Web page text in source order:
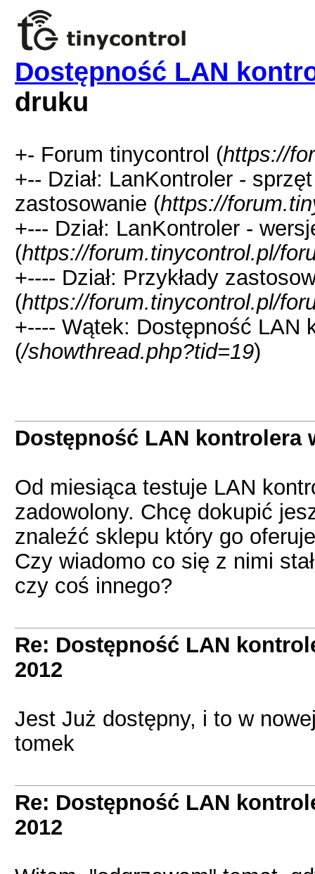
Dostępność LAN
druku
+- Forum tinycontrol (https://
+-- Dział: LanKontroler -
zastosowanie (https://
+--- Dział: LanKontroler -
(https://forum.tinycontrol.pl/
+---- Dział: Przykłady
(https://forum.tinycontrol.pl/
+---- Wątek: Dostępność LAN
(/showthread.php?tid=19)
Dostępność LAN kontrolera
Od miesiąca testuje LAN
zadowolony. Chcę dokupić
znaleźć sklepu który go
Czy wiadomo co się z nimi
czy coś innego?
Re: Dostępność LAN
2012
Jest Już dostępny, i to w
tomek
Re: Dostępność LAN
2012